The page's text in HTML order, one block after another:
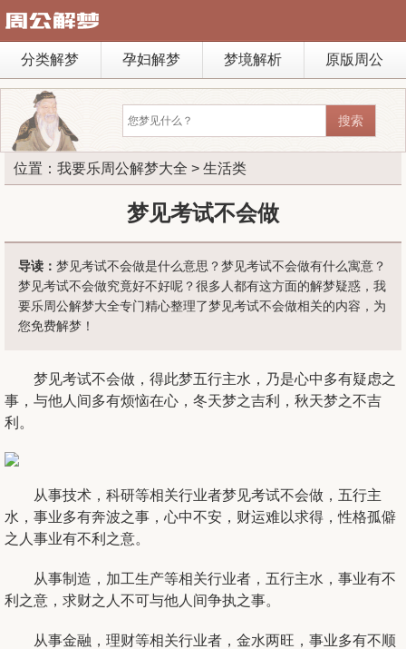
分类解梦 孕妇解梦 梦境解析 原版周公
位置： 我要乐周公解梦大全 > 生活类
梦见考试不会做
导读： 梦见考试不会做是什么意思？梦见考试不会做有什么寓意？
梦见考试不会做究竟好不好呢？很多人都有这方面的解梦疑惑，我
要乐周公解梦大全专门精心整理了梦见考试不会做相关的内容，为
您免费解梦！
梦见考试不会做，得此梦五行主水 ，乃是心中多有疑虑之
事，与他人间多有烦恼在心，冬天梦之吉利，秋天梦之不吉
利。
从事技术，科研等相关行业者梦见考试不会做，五行主
水，事业多有奔波之事，心中不安，财运难以求得，性格孤僻
之人事业有不利之意。
从事制造，加工生产等相关行业者，五行主水，事业有不
利之意，求财之人不可与他人间争执之事。
从事金融，理财等相关行业者，金水两旺，事业多有不顺